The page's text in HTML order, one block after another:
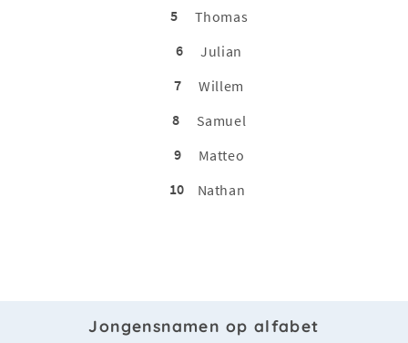
5
Thomas
6
Julian
7
Willem
8
Samuel
9
Matteo
10
Nathan
Jongensnamen op alfabet